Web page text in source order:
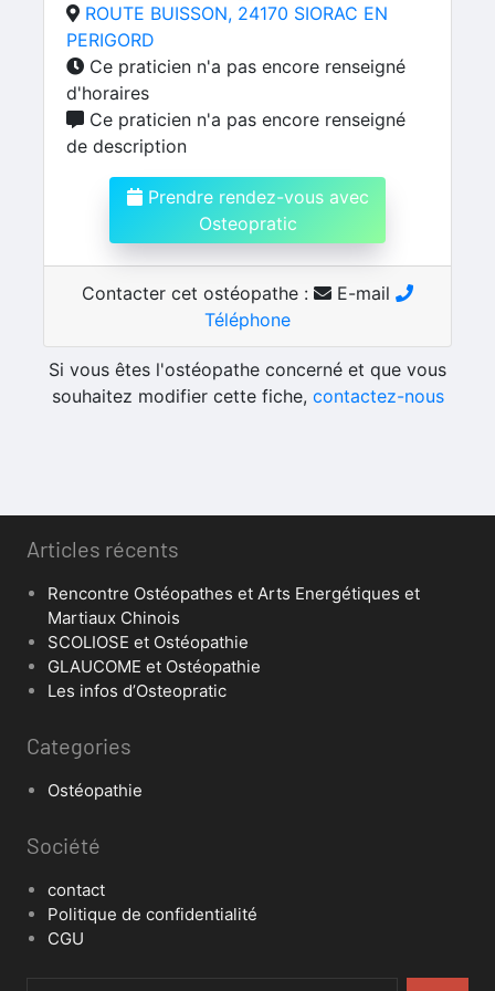
ROUTE BUISSON, 24170 SIORAC EN
PERIGORD
Ce praticien n'a pas encore renseigné
d'horaires
Ce praticien n'a pas encore renseigné
de description
Prendre rendez-vous avec
Osteopratic
Contacter cet ostéopathe :
E-mail
Téléphone
Si vous êtes l'ostéopathe concerné et que vous
souhaitez modifier cette fiche, contactez-nous
Articles récents
Rencontre Ostéopathes et Arts Energétiques et
Martiaux Chinois
SCOLIOSE et Ostéopathie
GLAUCOME et Ostéopathie
Les infos d’Osteopratic
Categories
Ostéopathie
Société
contact
Politique de confidentialité
CGU